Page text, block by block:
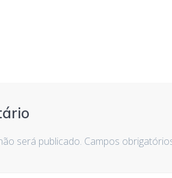
será publicado. Campos